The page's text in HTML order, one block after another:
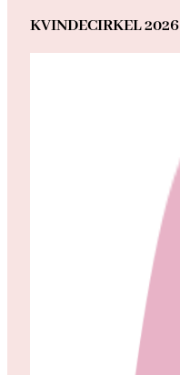
KVINDECIRKEL 2026